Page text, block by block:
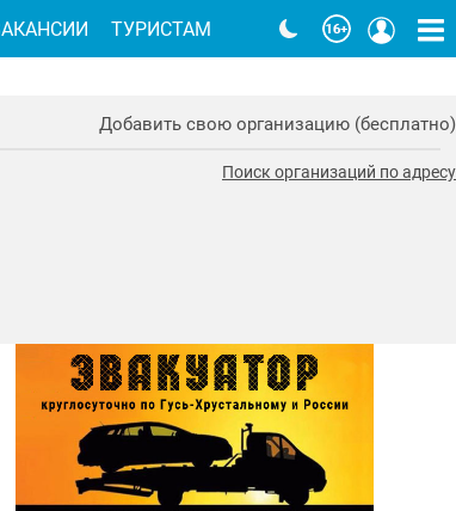
Добавить свою организацию (бесплатно)
Поиск организаций по адресу
ТУРИСТАМ